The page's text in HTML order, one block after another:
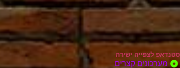
סטנדאפ לצפייה ישירה
מערכונים קצרים